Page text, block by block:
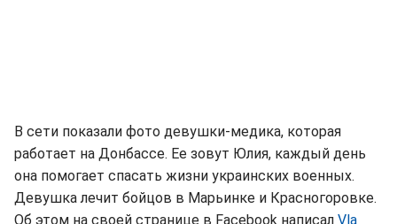
В сети показали фото девушки-медика, которая
работает на Донбассе. Ее зовут Юлия, каждый день
она помогает спасать жизни украинских военных.
Девушка лечит бойцов в Марьинке и Красногоровке.
Об этом на своей странице в Facebook написал Vla